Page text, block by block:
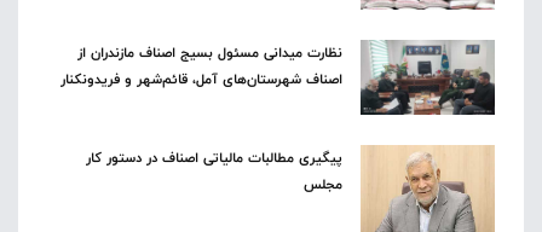
نظارت میدانی مسئول بسیج اصناف مازندران از
اصناف شهرستان‌های آمل، قائم‌شهر و فریدونکنار
پیگیری مطالبات مالیاتی اصناف در دستور کار
مجلس